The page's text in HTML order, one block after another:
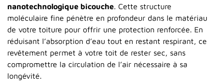
nanotechnologique bicouche. Cette structure
moléculaire fine pénètre en profondeur dans le matériau
de votre toiture pour offrir une protection renforcée. En
réduisant l’absorption d’eau tout en restant respirant, ce
revêtement permet à votre toit de rester sec, sans
compromettre la circulation de l’air nécessaire à sa
longévité.